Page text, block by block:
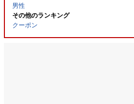
男性
その他のランキング
クーポン